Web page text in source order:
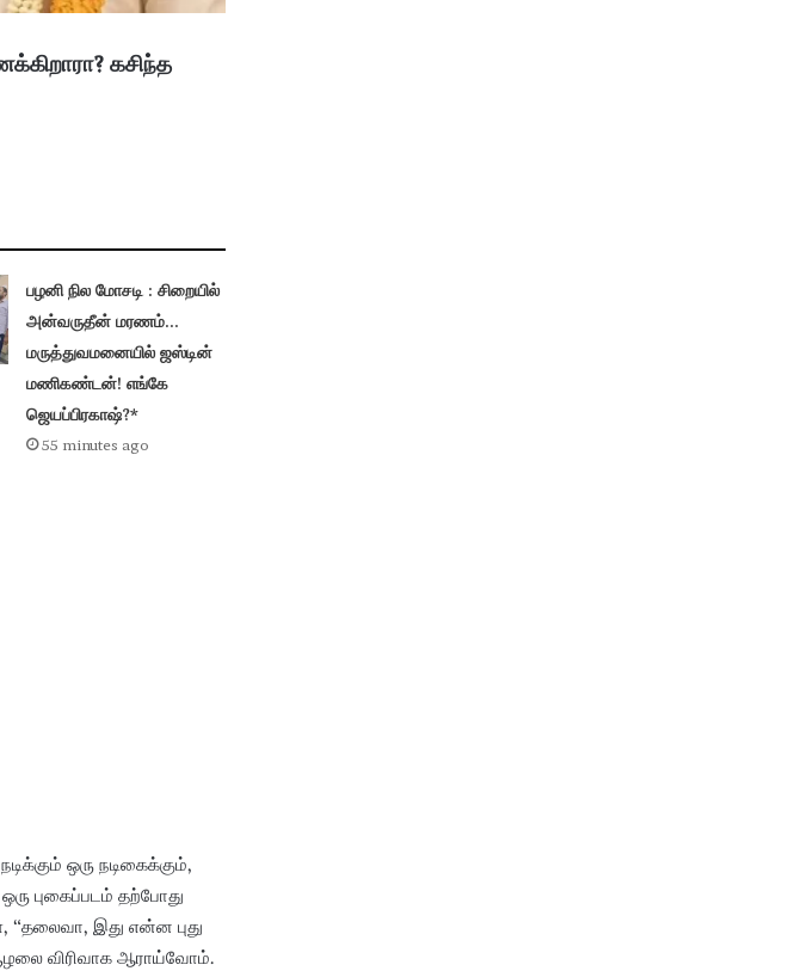
கசிந்த
பழனி நில மோசடி : சிறையில்
அன்வருதீன் மரணம்…
மருத்துவமனையில் ஜஸ்டின்
மணிகண்டன்! எங்கே
ஜெயப்பிரகாஷ்?*
55 minutes ago
ஒரு நடிகைக்கும்,
புகைப்படம் தற்போது
இது என்ன புது
விரிவாக ஆராய்வோம்.